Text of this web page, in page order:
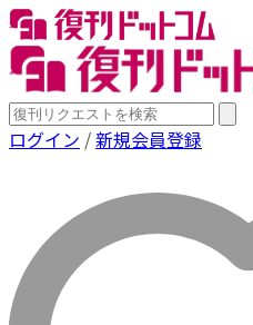
ログイン /新規会員登録